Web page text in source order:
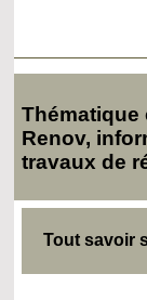
Thématique
Renov,
travaux de
Tout savoir